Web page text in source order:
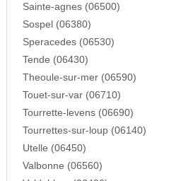
Sainte-agnes (06500)
Sospel (06380)
Speracedes (06530)
Tende (06430)
Theoule-sur-mer (06590)
Touet-sur-var (06710)
Tourrette-levens (06690)
Tourrettes-sur-loup (06140)
Utelle (06450)
Valbonne (06560)